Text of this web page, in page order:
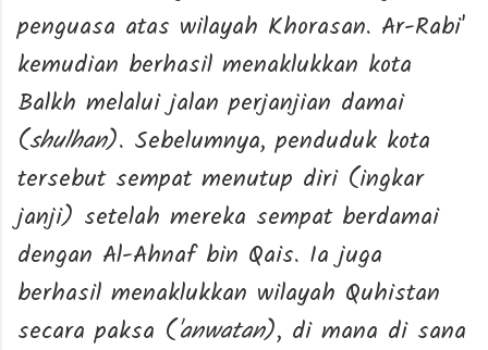
penguasa atas wilayah Khorasan. Ar-Rabi'
kemudian berhasil menaklukkan kota
Balkh melalui jalan perjanjian damai
(shulhan). Sebelumnya, penduduk kota
tersebut sempat menutup diri (ingkar
janji) setelah mereka sempat berdamai
dengan Al-Ahnaf bin Qais. Ia juga
berhasil menaklukkan wilayah Quhistan
secara paksa ('anwatan), di mana di sana